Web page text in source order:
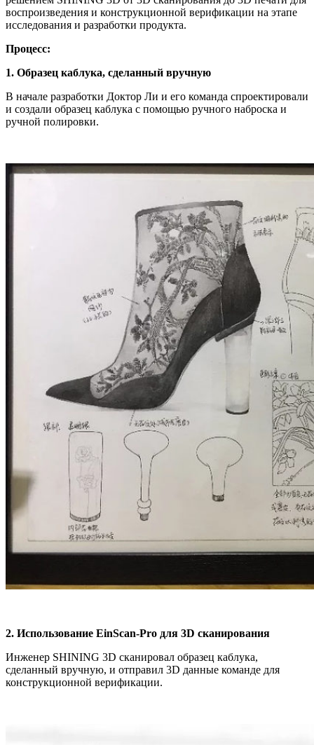
воспроизведения и конструкционной верификации на этапе
исследования и разработки продукта.
Процесс:
1. Образец каблука, сделанный вручную
В начале разработки Доктор Ли и его команда спроектировали
и создали образец каблука с помощью ручного наброска и
ручной полировки.
2. Использование EinScan-Pro для 3D сканирования
Инженер SHINING 3D сканировал образец каблука,
сделанный вручную, и отправил 3D данные команде для
конструкционной верификации.